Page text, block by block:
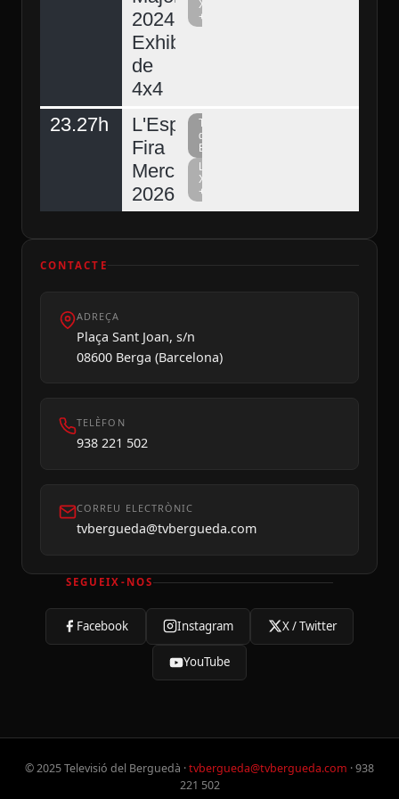
2024.
Exhibició
de
4x4
Xarxa
+
23.27h
L'Espunyola,
Fira
Mercat
2026
Televisió
del
Berguedà
La
Xarxa
+
CONTACTE
ADREÇA
Plaça Sant Joan, s/n
08600 Berga (Barcelona)
TELÈFON
938 221 502
CORREU ELECTRÒNIC
tvbergueda@tvbergueda.com
SEGUEIX-NOS
Facebook Instagram X / Twitter
YouTube
© 2025 Televisió del Berguedà ·tvbergueda@tvbergueda.com · 938
221 502